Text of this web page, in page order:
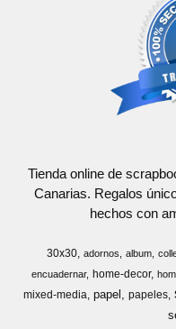
Tienda online de
Canarias. Regalos
hechos con
30x30 adornos album
encuadernar
home-decor
mixed-media papel papeles